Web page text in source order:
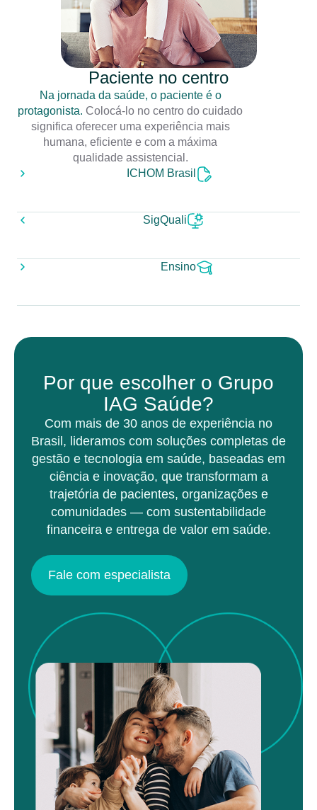
Paciente no centro
Na jornada da saúde, o paciente é o
protagonista. Colocá-lo no centro do cuidado
significa oferecer uma experiência mais
humana, eficiente e com a máxima
qualidade assistencial.
ICHOM Brasil
SigQuali
Ensino
Por que escolher o Grupo
IAG Saúde?
Com mais de 30 anos de experiência no
Brasil, lideramos com soluções completas de
gestão e tecnologia em saúde, baseadas em
ciência e inovação, que transformam a
trajetória de pacientes, organizações e
comunidades — com sustentabilidade
financeira e entrega de valor em saúde.
Fale com especialista